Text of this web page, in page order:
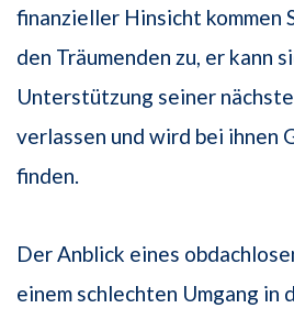
finanzieller Hinsicht kommen
den Träumenden zu, er kann
Unterstützung seiner
verlassen und wird bei ihnen
finden.
Der Anblick eines
einem schlechten Umgang in